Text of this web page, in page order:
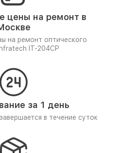
цены на ремонт в
на ремонт оптического
IT-204CP
за 1 день
в течение суток